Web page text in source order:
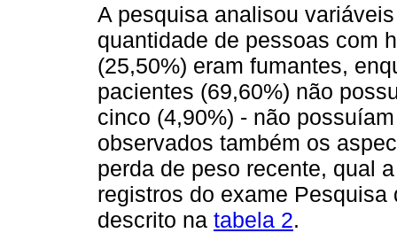
A pesquisa analisou
quantidade de pessoas com
(25,50%) eram fumantes,
pacientes (69,60%) não
cinco (4,90%) - não
observados também os
perda de peso recente, qual
registros do exame
descrito na tabela 2.